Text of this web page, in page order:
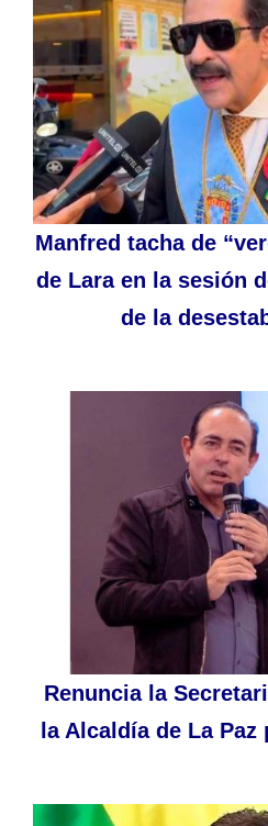
Manfred tacha de
de Lara en la sesión
de la
Renuncia la
la Alcaldía de La